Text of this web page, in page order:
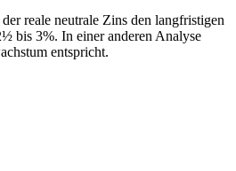
reale neutrale Zins den langfristigen
bis 3%. In einer anderen Analyse
entspricht.